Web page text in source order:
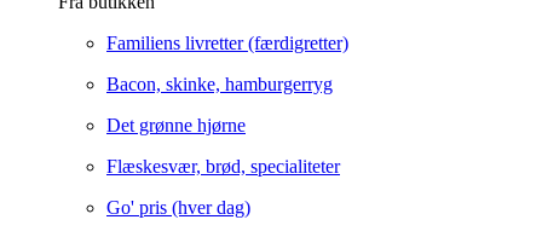
Familiens livretter (færdigretter)
Bacon, skinke, hamburgerryg
Det grønne hjørne
Flæskesvær, brød, specialiteter
Go' pris (hver dag)